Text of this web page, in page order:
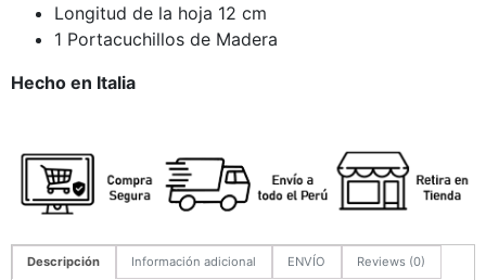
Longitud de la hoja 12 cm
1 Portacuchillos de Madera
Hecho en Italia
Descripción Información adicional ENVÍO Reviews (0)